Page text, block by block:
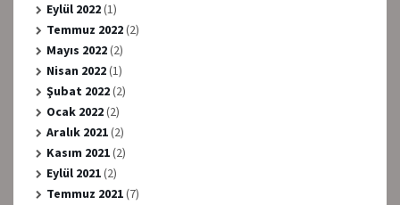
Eylül 2022(1)
Temmuz 2022(2)
Mayıs 2022(2)
Nisan 2022(1)
Şubat 2022(2)
Ocak 2022(2)
Aralık 2021(2)
Kasım 2021(2)
Eylül 2021(2)
Temmuz 2021(7)